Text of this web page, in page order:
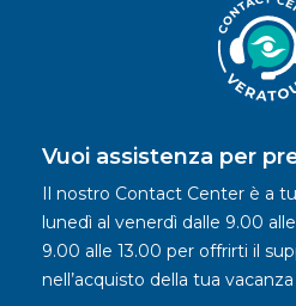
Vuoi assistenza per
Il nostro Contact Center è a
lunedì al venerdì dalle 9.00
9.00 alle 13.00 per offrirti il
nell’acquisto della tua